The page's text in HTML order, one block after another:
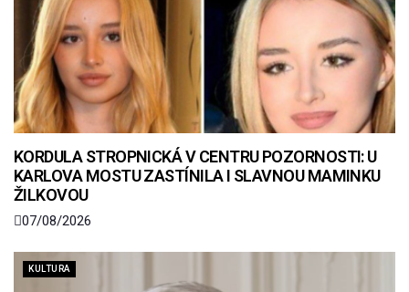
KORDULA STROPNICKÁ V CENTRU POZORNOSTI: U
KARLOVA MOSTU ZASTÍNILA I SLAVNOU MAMINKU
ŽILKOVOU
07/08/2026
KULTURA